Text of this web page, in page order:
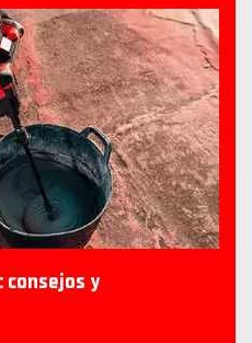
consejos y